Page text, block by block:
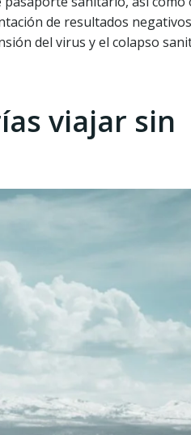
de resultados
del virus y el colapso
viajar sin